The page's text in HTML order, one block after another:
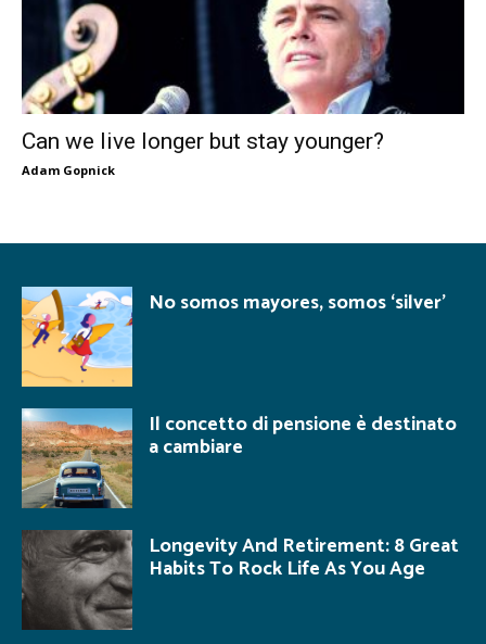
Can we live longer but stay younger?
Adam Gopnick
No somos mayores, somos ‘silver’
Il concetto di pensione è destinato
a cambiare
Longevity And Retirement: 8 Great
Habits To Rock Life As You Age